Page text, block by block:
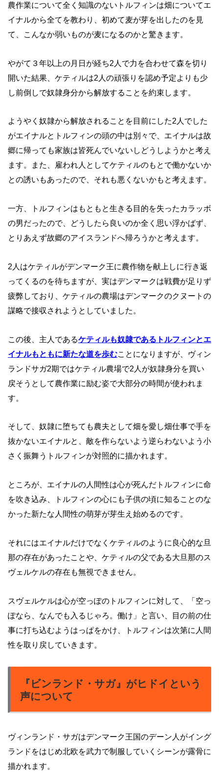
農作業について全く知識のないトルフィンは畑についてエ
イナルから全てを教わり、初めて麦が芽を出したのを見
て、こんなか弱いものが麦になるのかと驚きます。
やがて３年以上の月日が経ち2人で力を合わせて森を切り
開いた結果、ケティルは2人の頑張りを認め予定よりも少
し前倒しで奴隷身分から解放することを約束します。
ようやく奴隷から解放されることを目前にした2人でした
がエイナルとトルフィンの頭の中は別々で、エイナルは故
郷に帰っても家族は皆死んでいないしどうしようかと考え
ます。また、雇われ人としてケティルのもとで働かないか
との誘いもあったので、それも悪くないかもと考えます。
一方、トルフィンはもともと生きる目的を失ったカラッボ
の男だったので、どうしたら良いのか全く思い浮かばず、
とりあえず故郷のアイスランドへ帰ろうかと考えます。
2人はケティルがデンマーク王に農作物を献上しに行き返
ってくるのを待ちますが、実はデンマークは戦費が足りず
疲弊しており、ケティルの農場はデンマークのクヌートの
謀略で接収されようとしていました。
この後、主人であるケティルも奴隷であるトルフィンとエ
イナルもともに新たな道を歩むことになりますが、ヴィン
ランドサガ2期ではケティル農場で2人が奴隷身分を買い
戻そうとして農作業に励む姿で大部分の時間が使われま
す。
そして、奴隷に堕ちても農夫として畑を愛し畑仕事で手を
抜かないエイナルと、敵を作らないよう逆らわないよう小
さく振舞うトルフィンが対照的に描かれます。
ところが、エイナルの人間性は心が死んだトルフィンに命
を吹き込み、トルフィンの心にも子供の頃に知ることのな
かった新たな人間性の萌芽が芽生え始めるのです。
それにはエイナルだけでなくケティルのように良心的な旦
那の存在があったことや、ケティルの父である大旦那のス
ヴェルケルの存在も無視できません。
スヴェルケルは心が空っぽのトルフィンに対して、「空っ
ぽなら、なんでも入るじゃろ。働け」と言い、目の前の仕
事に打ち込むようはっぱをかけ、トルフィンは次第に人間
性を取り戻していきます。
『ビンランド・サガ』がヒドイという
声について
ヴィンランド・サガはデンマーク王国のデーン人がイング
ランドをはじめ北欧を武力で制服していくシーンが露骨に
描かれます。